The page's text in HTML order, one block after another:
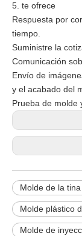
5. te ofrece
Respuesta por
tiempo.
Suministre la
Comunicación
Envío de
y el acabado del
Prueba de molde
Molde de la
Molde plástico
Molde de